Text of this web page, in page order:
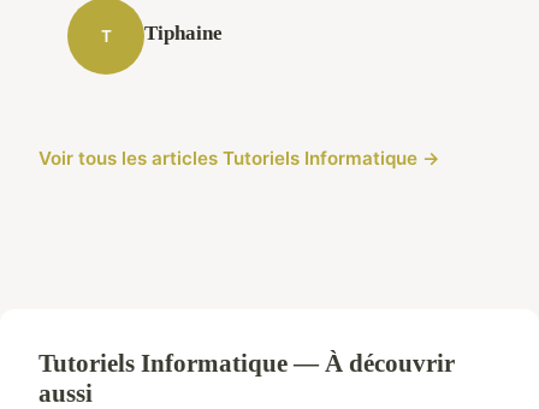
T Tiphaine
Voir tous les articles Tutoriels Informatique →
Tutoriels Informatique — À découvrir
aussi